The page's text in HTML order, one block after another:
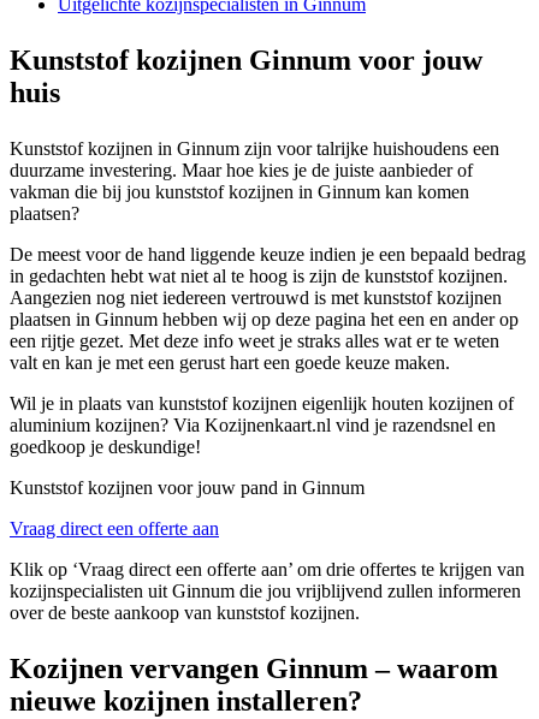
Uitgelichte kozijnspecialisten in Ginnum
Kunststof kozijnen Ginnum voor jouw
huis
Kunststof kozijnen in Ginnum zijn voor talrijke huishoudens een
duurzame investering. Maar hoe kies je de juiste aanbieder of
vakman die bij jou kunststof kozijnen in Ginnum kan komen
plaatsen?
De meest voor de hand liggende keuze indien je een bepaald bedrag
in gedachten hebt wat niet al te hoog is zijn de kunststof kozijnen.
Aangezien nog niet iedereen vertrouwd is met kunststof kozijnen
plaatsen in Ginnum hebben wij op deze pagina het een en ander op
een rijtje gezet. Met deze info weet je straks alles wat er te weten
valt en kan je met een gerust hart een goede keuze maken.
Wil je in plaats van kunststof kozijnen eigenlijk houten kozijnen of
aluminium kozijnen? Via Kozijnenkaart.nl vind je razendsnel en
goedkoop je deskundige!
Kunststof kozijnen voor jouw pand in Ginnum
Vraag direct een offerte aan
Klik op ‘Vraag direct een offerte aan’ om drie offertes te krijgen van
kozijnspecialisten uit Ginnum die jou vrijblijvend zullen informeren
over de beste aankoop van kunststof kozijnen.
Kozijnen vervangen Ginnum – waarom
nieuwe kozijnen installeren?